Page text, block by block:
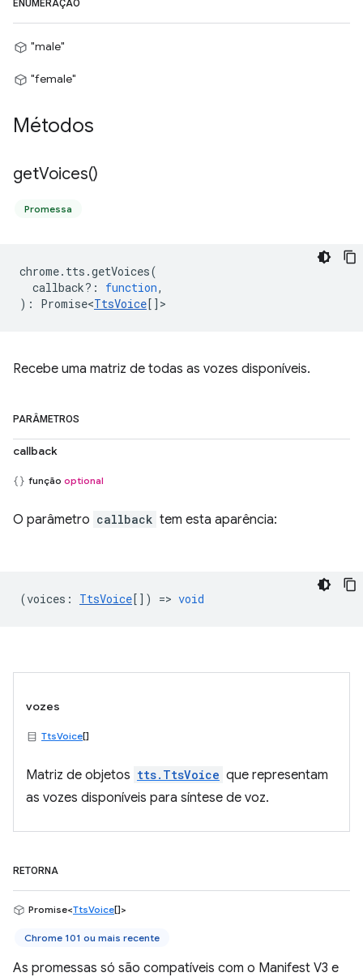
ENUMERAÇÃO
"male"
"female"
Métodos
getVoices()
Promessa
chrome. tts .getVoices(
callback? : function,
) : Promise<TtsVoice[] >
Recebe uma matriz de todas as vozes disponíveis.
PARÂMETROS
callback
função optional
O parâmetro callback tem esta aparência:
(voices : TtsVoice[]) => void
vozes
TtsVoice[]
Matriz de objetos tts.TtsVoice que representam
as vozes disponíveis para síntese de voz.
RETORNA
Promise<TtsVoice[]>
Chrome 101 ou mais recente
As promessas só são compatíveis com o Manifest V3 e